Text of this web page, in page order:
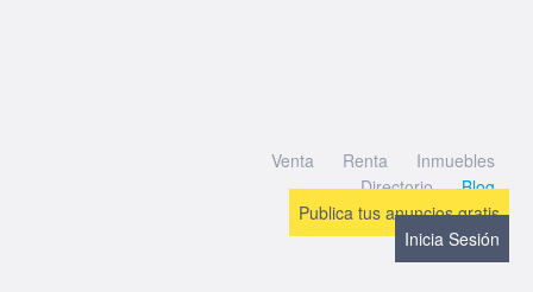
Venta Renta
Inmuebles
Directorio
Blog
Publica tus anuncios gratis
Inicia Sesión